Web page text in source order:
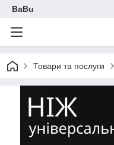
BaBu
Товари та послуги